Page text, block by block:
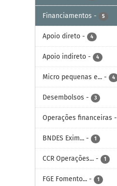
Financiamentos - 5
Apoio direto - 4
Apoio indireto - 4
Micro pequenas e... - 4
Desembolsos - 3
Operações financeiras -
BNDES Exim... - 1
CCR Operações... - 1
FGE Fomento... - 1